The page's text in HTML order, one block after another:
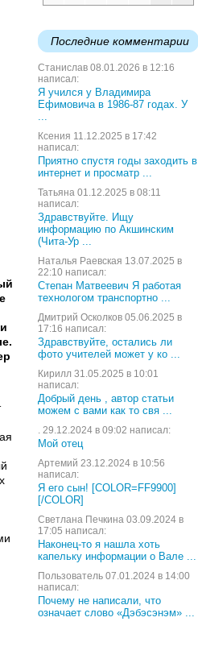
Последние комментарии
Станислав 08.01.2026 в 12:16
написал:
Я учился у Владимира
Ефимовича в 1986-87 годах. У
...
Ксения 11.12.2025 в 17:42
написал:
Приятно спустя годы заходить в
интернет и просматр ...
Татьяна 01.12.2025 в 08:11
написал:
Здравствуйте. Ищу
информацию по Акшинским
(Чита-Ур ...
Наталья Раевская 13.07.2025 в
22:10 написал:
Степан Матвеевич Я работая
технологом транспортно ...
Дмитрий Осколков 05.06.2025 в
17:16 написал:
Здравствуйте, остались ли
фото учителей может у ко ...
Кирилл 31.05.2025 в 10:01
написал:
Добрый день , автор статьи
можем с вами как то свя ...
. 29.12.2024 в 09:02 написал:
Мой отец
Артемий 23.12.2024 в 10:56
написал:
Я его сын! [COLOR=FF9900]
[/COLOR]
Светлана Печкина 03.09.2024 в
17:05 написал:
Наконец-то я нашла хоть
капельку информации о Вале ...
Пользователь 07.01.2024 в 14:00
написал:
Почему не написали, что
означает слово «Дэбэсэнэм» ...